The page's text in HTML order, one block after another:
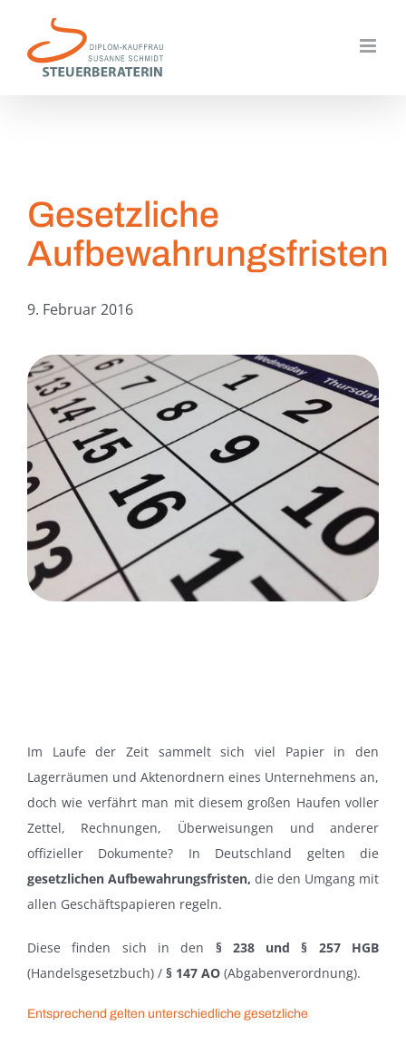
springen
Gesetzliche
Aufbewahrungsfristen
9. Februar 2016
Im Laufe der Zeit sammelt sich viel Papier in den
Lagerräumen und Aktenordnern eines Unternehmens an,
doch wie verfährt man mit diesem großen Haufen voller
Zettel, Rechnungen, Überweisungen und anderer
offizieller Dokumente? In Deutschland gelten die
gesetzlichen Aufbewahrungsfristen, die den Umgang mit
allen Geschäftspapieren regeln.
Diese finden sich in den § 238 und § 257 HGB
(Handelsgesetzbuch) / § 147 AO(Abgabenverordnung).
Entsprechend gelten unterschiedliche gesetzliche